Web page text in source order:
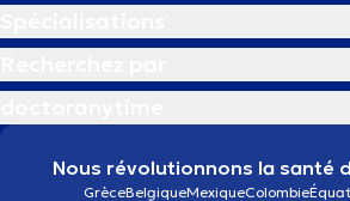
Nous révolutionnons la santé
GrèceBelgiqueMexiqueColombie